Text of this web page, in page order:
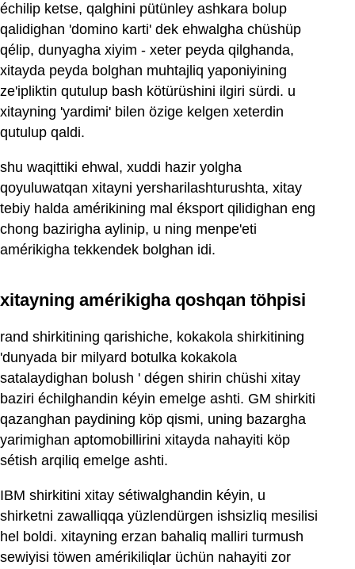
échilip ketse, qalghini pütünley ashkara bolup
qalidighan 'domino karti' dek ehwalgha chüshüp
qélip, dunyagha xiyim - xeter peyda qilghanda,
xitayda peyda bolghan muhtajliq yaponiyining
ze'ipliktin qutulup bash kötürüshini ilgiri sürdi. u
xitayning 'yardimi' bilen özige kelgen xeterdin
qutulup qaldi.
shu waqittiki ehwal, xuddi hazir yolgha
qoyuluwatqan xitayni yersharilashturushta, xitay
tebiy halda amérikining mal éksport qilidighan eng
chong bazirigha aylinip, u ning menpe'eti
amérikigha tekkendek bolghan idi.
xitayning amérikigha qoshqan töhpisi
rand shirkitining qarishiche, kokakola shirkitining
'dunyada bir milyard botulka kokakola
satalaydighan bolush ' dégen shirin chüshi xitay
baziri échilghandin kéyin emelge ashti. GM shirkiti
qazanghan paydining köp qismi, uning bazargha
yarimighan aptomobillirini xitayda nahayiti köp
sétish arqiliq emelge ashti.
IBM shirkitini xitay sétiwalghandin kéyin, u
shirketni zawalliqqa yüzlendürgen ishsizliq mesilisi
hel boldi. xitayning erzan bahaliq malliri turmush
sewiyisi töwen amérikiliqlar üchün nahayiti zor